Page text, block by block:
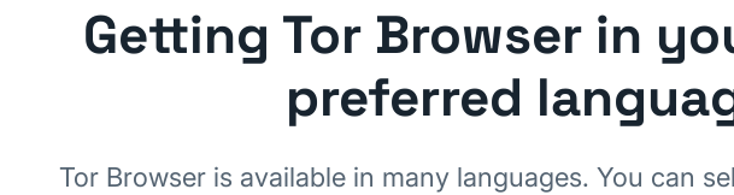
Getting Tor Browser in
preferred
Tor Browser is available in many languages. You can